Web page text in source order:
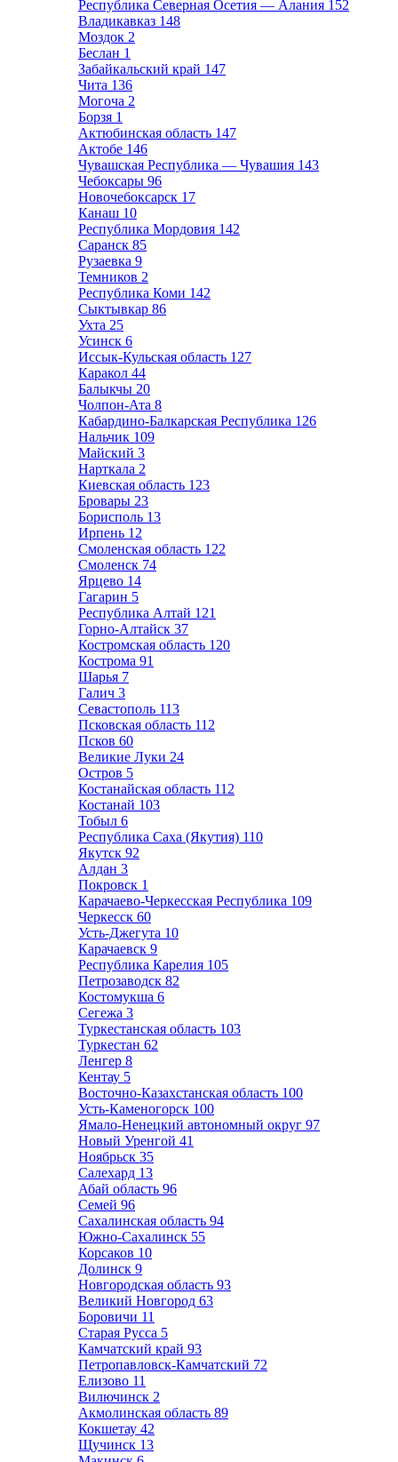
Республика Северная Осетия — Алания 152
Владикавказ 148
Моздок 2
Беслан 1
Забайкальский край 147
Чита 136
Могоча 2
Борзя 1
Актюбинская область 147
Актобе 146
Чувашская Республика — Чувашия 143
Чебоксары 96
Новочебоксарск 17
Канаш 10
Республика Мордовия 142
Саранск 85
Рузаевка 9
Темников 2
Республика Коми 142
Сыктывкар 86
Ухта 25
Усинск 6
Иссык-Кульская область 127
Каракол 44
Балыкчы 20
Чолпон-Ата 8
Кабардино-Балкарская Республика 126
Нальчик 109
Майский 3
Нарткала 2
Киевская область 123
Бровары 23
Борисполь 13
Ирпень 12
Смоленская область 122
Смоленск 74
Ярцево 14
Гагарин 5
Республика Алтай 121
Горно-Алтайск 37
Костромская область 120
Кострома 91
Шарья 7
Галич 3
Севастополь 113
Псковская область 112
Псков 60
Великие Луки 24
Остров 5
Костанайская область 112
Костанай 103
Тобыл 6
Республика Саха (Якутия) 110
Якутск 92
Алдан 3
Покровск 1
Карачаево-Черкесская Республика 109
Черкесск 60
Усть-Джегута 10
Карачаевск 9
Республика Карелия 105
Петрозаводск 82
Костомукша 6
Сегежа 3
Туркестанская область 103
Туркестан 62
Ленгер 8
Кентау 5
Восточно-Казахстанская область 100
Усть-Каменогорск 100
Ямало-Ненецкий автономный округ 97
Новый Уренгой 41
Ноябрьск 35
Салехард 13
Абай область 96
Семей 96
Сахалинская область 94
Южно-Сахалинск 55
Корсаков 10
Долинск 9
Новгородская область 93
Великий Новгород 63
Боровичи 11
Старая Русса 5
Камчатский край 93
Петропавловск-Камчатский 72
Елизово 11
Вилючинск 2
Акмолинская область 89
Кокшетау 42
Щучинск 13